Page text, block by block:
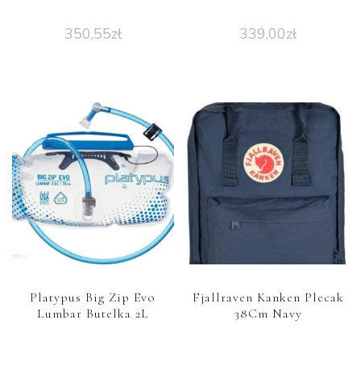
350,55zł 339,00zł
Platypus Big Zip Evo
Lumbar Butelka 2L
Fjallraven Kanken Plecak
38Cm Navy